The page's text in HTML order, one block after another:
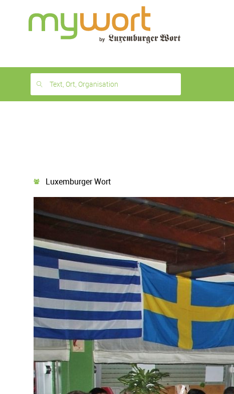
month
free
Text, Ort, Organisation
Luxemburger Wort